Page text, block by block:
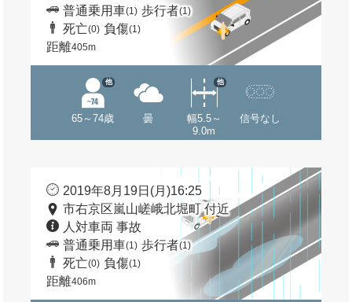
普通乗用車(1) 歩行者(1)
死亡(0) 負傷(1)
距離405m
65～74歳
他
曇
幅5.5～
9.0m
他
信号なし
2019年8月19日(月)16:25
市右京区嵐山嵯峨北堀町 付近
人対車両 事故
普通乗用車(1) 歩行者(1)
死亡(0) 負傷(1)
距離406m